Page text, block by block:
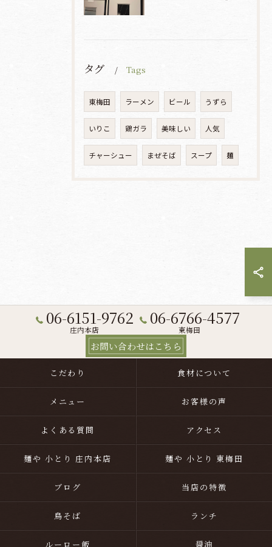
タグ Tags
東梅田 ラーメン ビール うずら
いりこ 鶏ガラ 美味しい 人気
チャーシュー まぜそば スープ 麺
06-6151-9762
庄内本店
06-6766-4577
東梅田
お問い合わせはこちら
こだわり 食材について
メニュー お客様の声
よくある質問 アクセス
麺や 小とり 庄内本店 麺や 小とり 東梅田
ブログ 当店の特徴
鳥そば ランチ
ルーロー飯 醤油